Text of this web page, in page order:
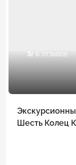
5/ 6 отзывов
Шесть Колец